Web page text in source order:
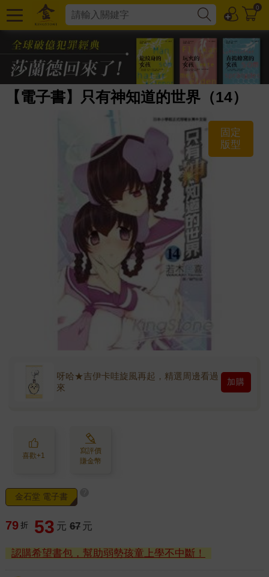
0
【電子書】只有神知道的世界（14）
固定
版型
呀哈★吉伊卡哇旋風再起，精選周邊看過
來
加購
喜歡+1
寫評價
賺金幣
金石堂 電子書
79 折 53 元 67 元
認購希望書包，幫助弱勢孩童上學不中斷！